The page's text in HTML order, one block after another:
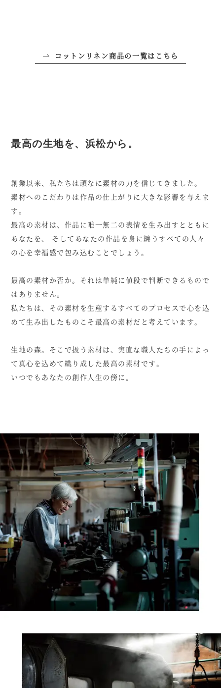
コットンリネン商品の一覧はこちら
最高の生地を、浜松から。
創業以来、私たちは頑なに素材の力を信じてきました。
素材へのこだわりは作品の仕上がりに大きな影響を与えま
す。
最高の素材は、作品に唯一無二の表情を生み出すとともに
あなたを、
そしてあなたの作品を身に纏うすべての人々
の心を幸福感で包み込むことでしょう。
最高の素材か否か。それは単純に値段で判断できるもので
はありません。
私たちは、その素材を生産するすべてのプロセスで心を込
めて生み出したものこそ最高の素材だと考えています。
生地の森。そこで扱う素材は、実直な職人たちの手によっ
て真心を込めて織り成した最高の素材です。
いつでもあなたの創作人生の傍に。